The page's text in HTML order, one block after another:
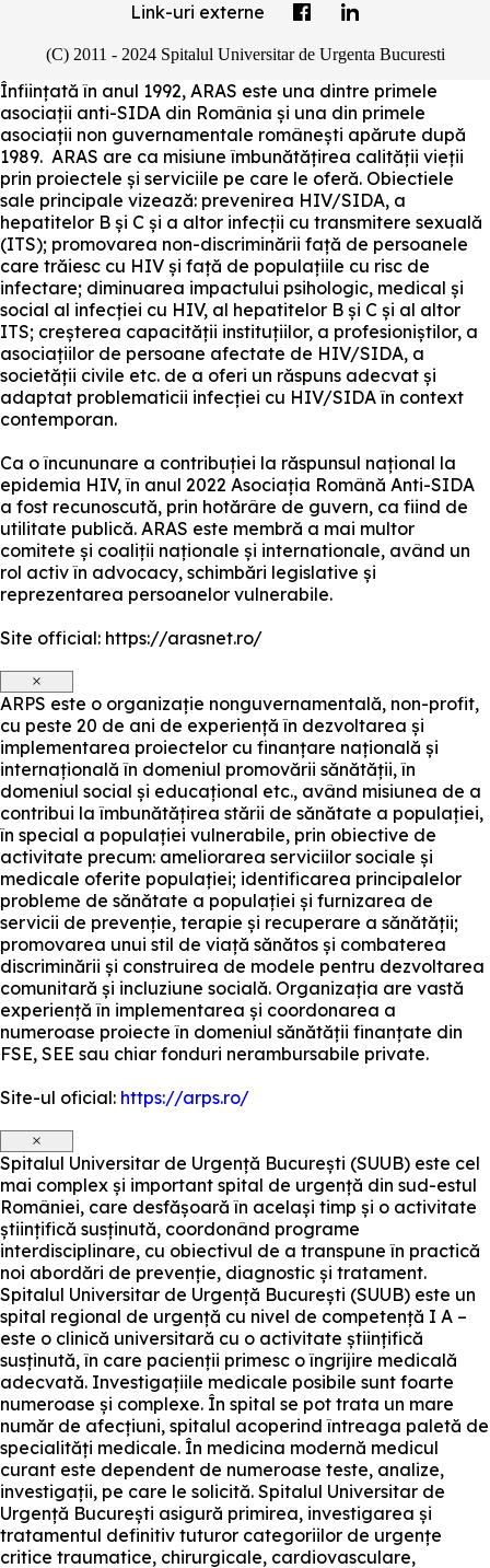
Link-uri externe
(C) 2011 - 2024 Spitalul Universitar de Urgenta Bucuresti
Înființată în anul 1992, ARAS este una dintre primele
asociații anti-SIDA din România și una din primele
asociații non guvernamentale românești apărute după
1989. ARAS are ca misiune îmbunătățirea calității vieții
prin proiectele și serviciile pe care le oferă. Obiectiele
sale principale vizează: prevenirea HIV/SIDA, a
hepatitelor B și C și a altor infecții cu transmitere sexuală
(ITS); promovarea non-discriminării față de persoanele
care trăiesc cu HIV și față de populațiile cu risc de
infectare; diminuarea impactului psihologic, medical și
social al infecției cu HIV, al hepatitelor B și C și al altor
ITS; creșterea capacității instituțiilor, a profesioniștilor, a
asociațiilor de persoane afectate de HIV/SIDA, a
societății civile etc. de a oferi un răspuns adecvat și
adaptat problematicii infecției cu HIV/SIDA în context
contemporan.
Ca o încununare a contribuției la răspunsul național la
epidemia HIV, în anul 2022 Asociația Română Anti-SIDA
a fost recunoscută, prin hotărâre de guvern, ca fiind de
utilitate publică. ARAS este membră a mai multor
comitete și coaliții naționale și internationale, având un
rol activ în advocacy, schimbări legislative și
reprezentarea persoanelor vulnerabile.
Site official: https://arasnet.ro/
×
ARPS este o organizație nonguvernamentală, non-profit,
cu peste 20 de ani de experiență în dezvoltarea și
implementarea proiectelor cu finanțare națională și
internațională în domeniul promovării sănătății, în
domeniul social și educațional etc., având misiunea de a
contribui la îmbunătățirea stării de sănătate a populației,
în special a populației vulnerabile, prin obiective de
activitate precum: ameliorarea serviciilor sociale și
medicale oferite populației; identificarea principalelor
probleme de sănătate a populației și furnizarea de
servicii de prevenție, terapie și recuperare a sănătății;
promovarea unui stil de viață sănătos și combaterea
discriminării și construirea de modele pentru dezvoltarea
comunitară și incluziune socială. Organizația are vastă
experiență în implementarea și coordonarea a
numeroase proiecte în domeniul sănătății finanțate din
FSE, SEE sau chiar fonduri nerambursabile private.
Site-ul oficial: https://arps.ro/
×
Spitalul Universitar de Urgență București (SUUB) este cel
mai complex și important spital de urgență din sud-estul
României, care desfășoară în același timp și o activitate
științifică susținută, coordonând programe
interdisciplinare, cu obiectivul de a transpune în practică
noi abordări de prevenție, diagnostic și tratament.
Spitalul Universitar de Urgență București (SUUB) este un
spital regional de urgență cu nivel de competență I A –
este o clinică universitară cu o activitate științifică
susținută, în care pacienții primesc o îngrijire medicală
adecvată. Investigațiile medicale posibile sunt foarte
numeroase și complexe. În spital se pot trata un mare
număr de afecțiuni, spitalul acoperind întreaga paletă de
specialități medicale. În medicina modernă medicul
curant este dependent de numeroase teste, analize,
investigații, pe care le solicită. Spitalul Universitar de
Urgență București asigură primirea, investigarea și
tratamentul definitiv tuturor categoriilor de urgențe
critice traumatice, chirurgicale, cardiovasculare,